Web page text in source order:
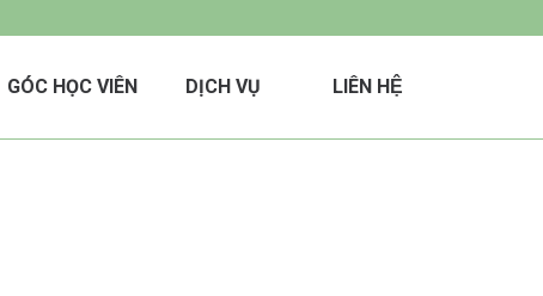
GÓC HỌC VIÊN DỊCH VỤ LIÊN HỆ